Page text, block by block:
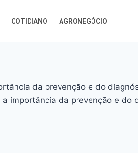
COTIDIANO AGRONEGÓCIO